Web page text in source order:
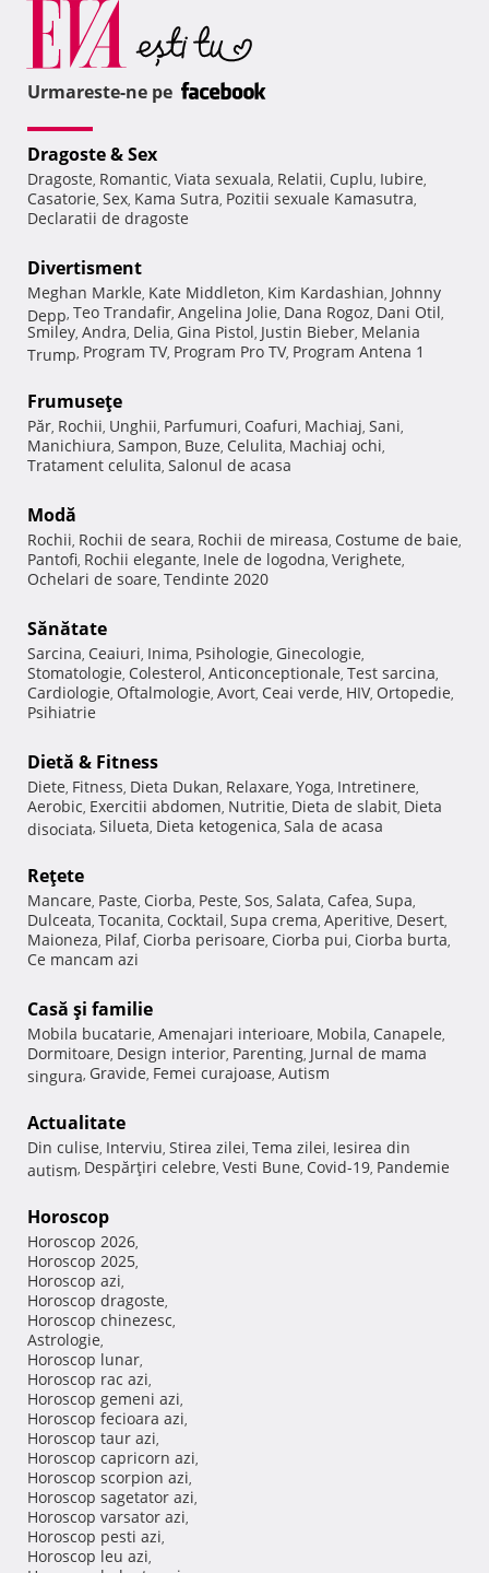
Urmareste-ne pe
Dragoste & Sex
Dragoste, Romantic, Viata sexuala, Relatii, Cuplu, Iubire,
Casatorie, Sex, Kama Sutra, Pozitii sexuale Kamasutra,
Declaratii de dragoste
Divertisment
Meghan Markle, Kate Middleton, Kim Kardashian, Johnny
Depp, Teo Trandafir, Angelina Jolie, Dana Rogoz, Dani Otil,
Smiley, Andra, Delia, Gina Pistol, Justin Bieber, Melania
Trump, Program TV, Program Pro TV, Program Antena 1
Frumuseţe
Păr, Rochii, Unghii, Parfumuri, Coafuri, Machiaj, Sani,
Manichiura, Sampon, Buze, Celulita, Machiaj ochi,
Tratament celulita, Salonul de acasa
Modă
Rochii, Rochii de seara, Rochii de mireasa, Costume de baie,
Pantofi, Rochii elegante, Inele de logodna, Verighete,
Ochelari de soare, Tendinte 2020
Sănătate
Sarcina, Ceaiuri, Inima, Psihologie, Ginecologie,
Stomatologie, Colesterol, Anticonceptionale, Test sarcina,
Cardiologie, Oftalmologie, Avort, Ceai verde, HIV, Ortopedie,
Psihiatrie
Dietă & Fitness
Diete, Fitness, Dieta Dukan, Relaxare, Yoga, Intretinere,
Aerobic, Exercitii abdomen, Nutritie, Dieta de slabit, Dieta
disociata, Silueta, Dieta ketogenica, Sala de acasa
Reţete
Mancare, Paste, Ciorba, Peste, Sos, Salata, Cafea, Supa,
Dulceata, Tocanita, Cocktail, Supa crema, Aperitive, Desert,
Maioneza, Pilaf, Ciorba perisoare, Ciorba pui, Ciorba burta,
Ce mancam azi
Casă şi familie
Mobila bucatarie, Amenajari interioare, Mobila, Canapele,
Dormitoare, Design interior, Parenting, Jurnal de mama
singura, Gravide, Femei curajoase, Autism
Actualitate
Din culise, Interviu, Stirea zilei, Tema zilei, Iesirea din
autism, Despărţiri celebre, Vesti Bune, Covid-19, Pandemie
Horoscop
Horoscop 2026,
Horoscop 2025,
Horoscop azi,
Horoscop dragoste,
Horoscop chinezesc,
Astrologie,
Horoscop lunar,
Horoscop rac azi,
Horoscop gemeni azi,
Horoscop fecioara azi,
Horoscop taur azi,
Horoscop capricorn azi,
Horoscop scorpion azi,
Horoscop sagetator azi,
Horoscop varsator azi,
Horoscop pesti azi,
Horoscop leu azi,